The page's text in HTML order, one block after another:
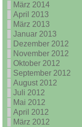
März 2014
April 2013
März 2013
Januar 2013
Dezember 2012
November 2012
Oktober 2012
September 2012
August 2012
Juli 2012
Mai 2012
April 2012
März 2012